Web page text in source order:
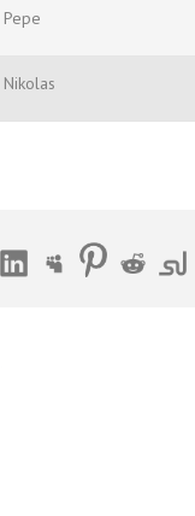
Pepe
Nikolas